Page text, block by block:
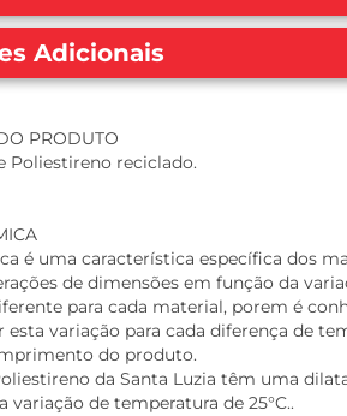
Adicionais
PRODUTO
Poliestireno reciclado.
é uma característica específica dos
de dimensões em função da
para cada material, porem é
esta variação para cada diferença de
do produto.
da Santa Luzia têm uma
variação de temperatura de 25°C..